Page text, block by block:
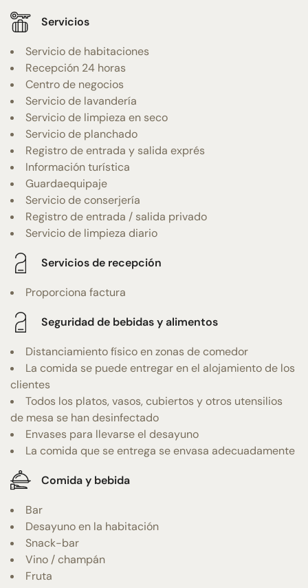
Servicios
Servicio de habitaciones
Recepción 24 horas
Centro de negocios
Servicio de lavandería
Servicio de limpieza en seco
Servicio de planchado
Registro de entrada y salida exprés
Información turística
Guardaequipaje
Servicio de conserjería
Registro de entrada / salida privado
Servicio de limpieza diario
Servicios de recepción
Proporciona factura
Seguridad de bebidas y alimentos
Distanciamiento físico en zonas de comedor
La comida se puede entregar en el alojamiento de los
clientes
Todos los platos, vasos, cubiertos y otros utensilios
de mesa se han desinfectado
Envases para llevarse el desayuno
La comida que se entrega se envasa adecuadamente
Comida y bebida
Bar
Desayuno en la habitación
Snack-bar
Vino / champán
Fruta